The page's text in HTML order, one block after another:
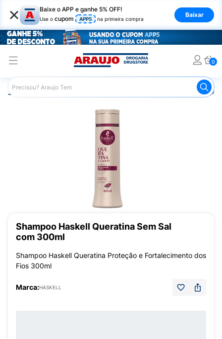
× Baixe o APP e ganhe 5% OFF!
Use o cupom APP5 na primeira compra
Baixar
0
Araujo Cabelo Cabelos de Todos os Tipos
Shampoo Haskell Queratina Sem Sal
com 300ml
Shampoo Haskell Queratina Proteção e Fortalecimento dos
Fios 300ml
Marca:HASKELL